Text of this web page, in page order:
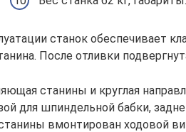
станок обеспечивает
После отливки
станины и круглая
для шпиндельной бабки,
вмонтирован ходовой